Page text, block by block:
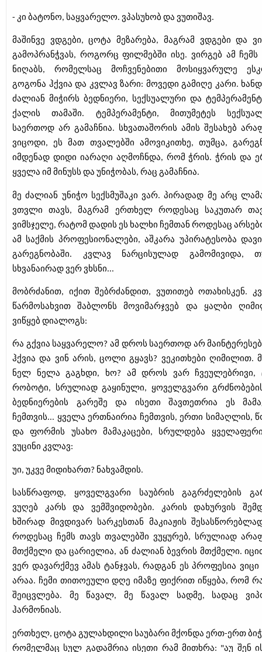
- კი ბატონო, საყვარელო. ვპასუხობ და ვუთიშავ.
მაშინვე ვდგები, ცოტა მეზარება, მაგრამ ვდგები და
გამოპრანჭვას, როგორც ფილმებში ისე. ვირგებ ამ
ნიღაბს, რომელსაც მოჩვენებითი მოსიყვარულე
გოგონა ჰქვია და კვლავ ზარი: მოვედი გამიღე კარი.
ძალიან მიჭირს ბედნიერი, სექსუალური და
ქალის თამაში. ტემპერამენტი, მითუმეტეს
საერთოდ არ გამაჩნია. სხვათაშორის ამის შესახებ
ვიცოდი, ეს მათ თვალებში ამოვიკითხე, თუმცა,
იმდენად დიდი იარაღი აღმოჩნდა, რომ ჭრის. ჭრის და
ყველა იმ მინუსს და უნიჭობას, რაც გამაჩნია.
მე ძალიან უნიჭო სექსმუშაკი ვარ. პირადად მე არც
ვთვლი თავს, მაგრამ ერთხელ როდესაც საკუთარ
ვიმსჯელე, რატომ დადის ეს ხალხი ჩემთან როდესაც
ამ საქმის პროფესიონალები, აშკარა უპირატესობა
გარეგნობაში. კვლავ ნარცისულად გამომივიდა,
სხვანაირად ვერ ვხსნი...
მობრძანით, იქით შებრძანდით, ვუთითებ ოთახისკენ.
წარმოსახვით შაბლონს მოვიმარჯვებ და ყალბი
ვიწყებ დიალოგს:
რა გქვია საყვარელო? ამ დროს საერთოდ არ
ჰქვია და ვინ არის, ცოლი გყავს? ვეკითხები ღიმილით.
ნელ ნელა გაგხდი, ხო? ამ დროს ვარ ჩვეულებრივი,
რობოტი, სრულიად გაყინული, ყოველგვარი
ბედნიერების გარეშე და ისეთი შავთეთრია ეს
ჩემთვის... ყველა ერთნაირია ჩემთვის, ერთი სიმაღლის,
და ფორმის უსახო მამაკაცები, სრულდება
ვუცინი კვლავ:
უი, უკვე მიდიხართ? ნახვამდის.
სასწრაფოდ, ყოველგვარი საუბრის გაგრძელების
ვუღებ კარს და ვემშვიდობები. კარის დახურვის
ხშირად მივდივარ სარკესთან მაკიაჟის
როდესაც ჩემს თავს თვალებში ვუყურებ, სრულიად
მთქმელი და ცარიელია, ან ძალიან ბევრის მთქმელი.
ვერ დავარქმევ ამას ტანჯვას, რადგან ეს პროფესია ვიცი
არაა. ჩემი თითოეული დღე იმაზე ფიქრით იწყება, რომ
შეიცვლება. მე წავალ, მე წავალ სადმე, სადაც
ჰარმონიას.
ერთხელ, ცოტა გულახდილი საუბარი მქონდა ერთ-ერთ
რომელმაც სულ გადამრია ისეთი რამ მითხრა: "აუ შენ